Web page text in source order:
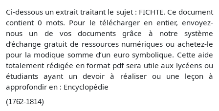
Ci-dessous un extrait traitant le sujet : FICHTE. Ce document
contient 0 mots. Pour le télécharger en entier, envoyez-
nous un de vos documents grâce à notre système
d’échange gratuit de ressources numériques ou achetez-le
pour la modique somme d’un euro symbolique. Cette aide
totalement rédigée en format pdf sera utile aux lycéens ou
étudiants ayant un devoir à réaliser ou une leçon à
approfondir en : Encyclopédie
(1762-1814)